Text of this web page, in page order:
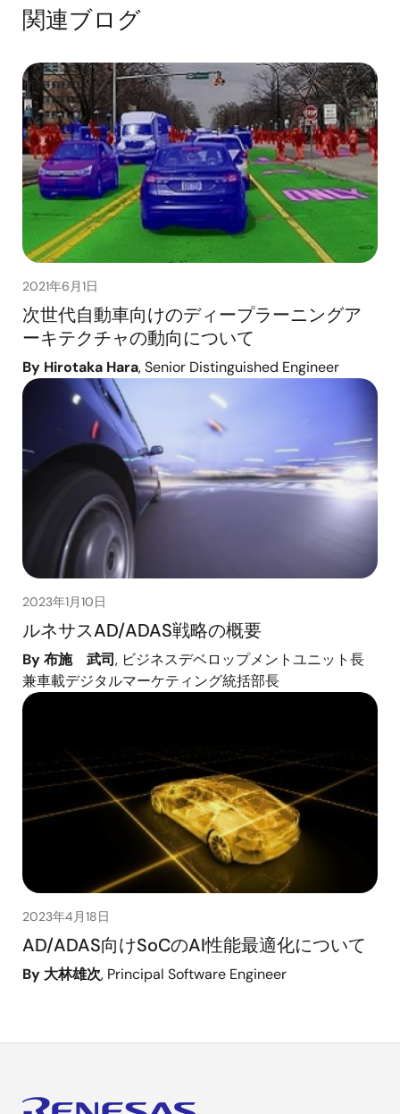
関連ブログ
2021年6月1日
次世代自動車向けのディープラーニングア
ーキテクチャの動向について
By Hirotaka Hara, Senior Distinguished Engineer
2023年1月10日
ルネサスAD/ADAS戦略の概要
By 布施 武司, ビジネスデベロップメントユニット長
兼車載デジタルマーケティング統括部長
2023年4月18日
AD/ADAS向けSoCのAI性能最適化について
By 大林雄次, Principal Software Engineer